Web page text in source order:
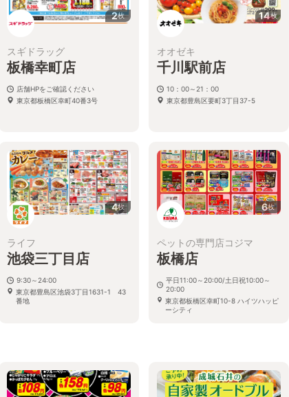
2枚
スギドラッグ
板橋幸町店
店舗HPをご確認ください
東京都板橋区幸町40番3号
14枚
オオゼキ
千川駅前店
10：00～21：00
東京都豊島区要町3丁目37-5
4枚
ライフ
池袋三丁目店
9:30～24:00
東京都豊島区池袋3丁目1631-1 43
番地
6枚
ペットの専門店コジマ
板橋店
平日11:00～20:00/土日祝10:00～
20:00
東京都板橋区幸町10-8 ハイツハッピ
ーシティ